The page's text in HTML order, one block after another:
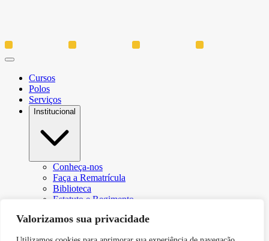
Valorizamos sua privacidade
Cursos
Polos
Serviços
Institucional
Conheça-nos
Faça a Rematrícula
Biblioteca
Estatuto e Regimento
Resoluções e Portarias